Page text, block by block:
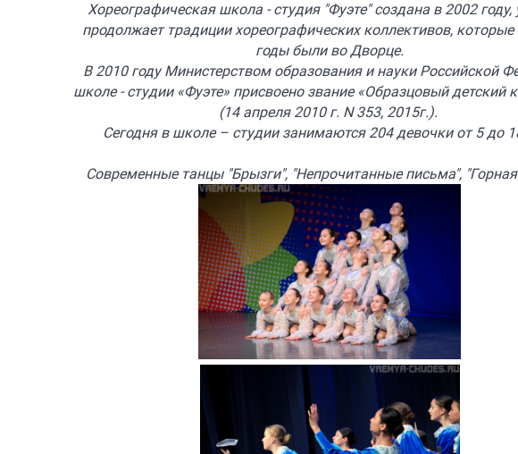
Хореографическая школа - студия "Фуэте" создана в 2002 году,
продолжает традиции хореографических коллективов,
годы были во Дворце.
В 2010 году Министерством образования и науки Российской
школе - студии «Фуэте» присвоено звание «Образцовый детский
(14 апреля 2010 г. N 353, 2015г.).
Сегодня в школе – студии занимаются 204 девочки от 5 до
Современные танцы "Брызги", "Непрочитанные письма",